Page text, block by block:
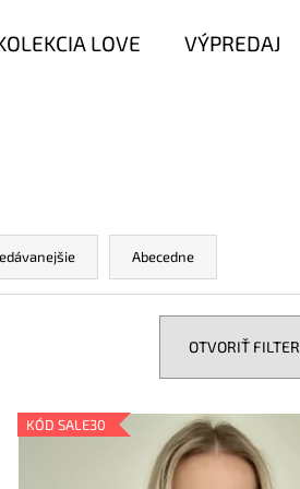
LOVE VÝPREDAJ
Abecedne
OTVORIŤ FILTER
KÓD SALE30
Odporúčame